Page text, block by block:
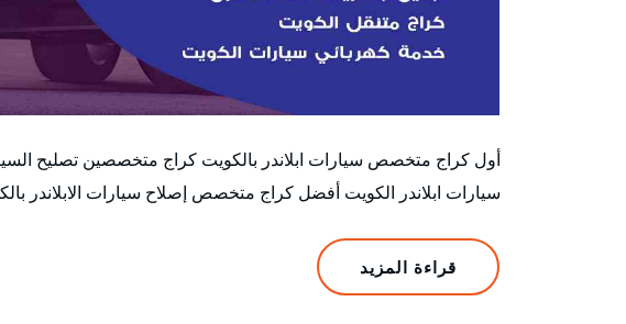
أول كراج متخصص سيارات ابلاندر بالكويت كراج متخصصين تصليح
سيارات ابلاندر الكويت أفضل كراج متخصص إصلاح سيارات الابلاندر
قراءة المزيد